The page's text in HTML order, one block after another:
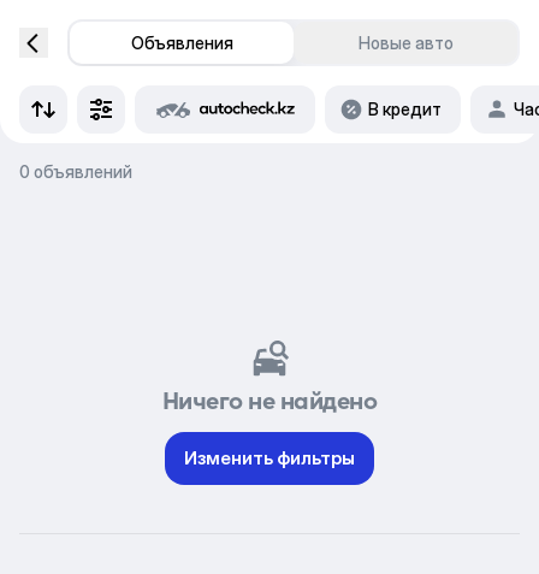
Объявления Новые авто
В кредит
0 объявлений
Ничего не найдено
Изменить фильтры